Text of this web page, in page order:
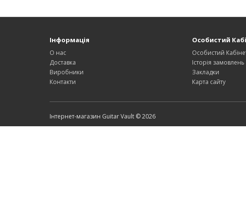
Інформація
О нас
Доставка
Виробники
Контакти
Особистий
Особистий
Історія замовлень
Закладки
Карта сайту
Інтернет-магазин Guitar Vault © 2026